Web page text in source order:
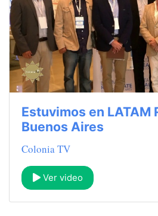
Estuvimos en LATAM
Buenos Aires
Colonia TV
Ver video